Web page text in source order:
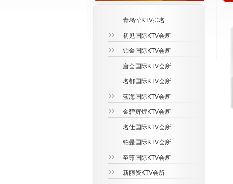
青岛荤KTV排名
初见国际KTV会所
铂金国际KTV会所
唐会国际KTV会所
名都国际KTV会所
蓝海国际KTV会所
金碧辉煌KTV会所
名仕国际KTV会所
铂曼国际KTV会所
至尊国际KTV会所
新丽资KTV会所